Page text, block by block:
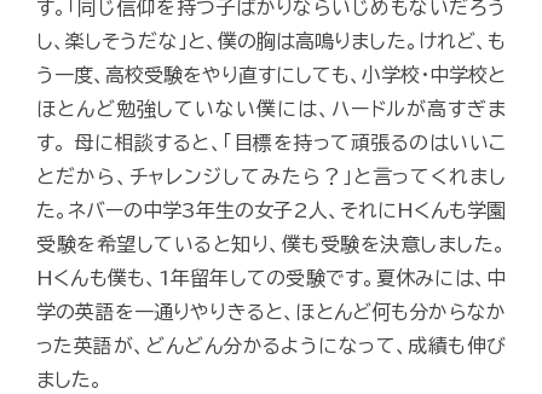
す。「同じ信仰を持つ子ばかりならいじめもないだろう
し、楽しそうだな」と、僕の胸は高鳴りました。けれど、も
う一度、高校受験をやり直すにしても、小学校・中学校と
ほとんど勉強していない僕には、ハードルが高すぎま
す。 母に相談すると、「目標を持って頑張るのはいいこ
とだから、チャレンジしてみたら？」と言ってくれまし
た。ネバーの中学3年生の女子2人、それにHくんも学園
受験を希望していると知り、僕も受験を決意しました。
Hくんも僕も、1年留年しての受験です。夏休みには、中
学の英語を一通りやりきると、ほとんど何も分からなか
った英語が、どんどん分かるようになって、成績も伸び
ました。